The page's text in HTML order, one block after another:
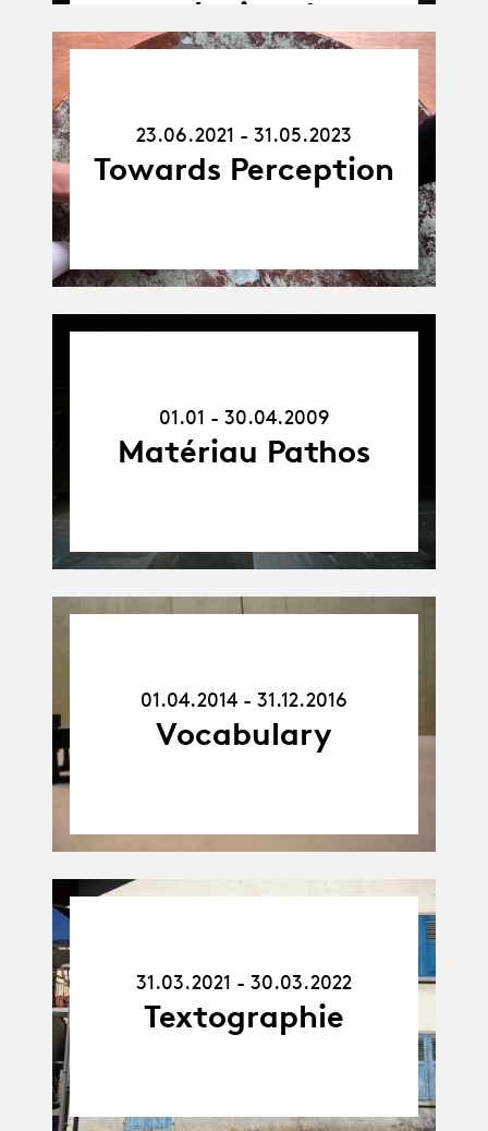
création de
l’acteur·ice et du
scène
contemporaine
occidentale
31.05.2323.06.2021 - 31.05.2023
Towards Perception
30.04.09
01.01 - 30.04.2009
Matériau Pathos
31.12.1601.04.2014 - 31.12.2016
Vocabulary
30.03.22
31.03.2021 - 30.03.2022
Textographie